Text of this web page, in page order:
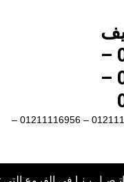
01211116954 –
01211116956 –
ماكينات تعبئة وتغليف 01211116954 – 01211116956 –